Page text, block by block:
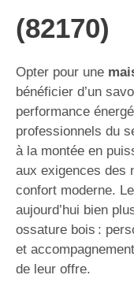
(82170)
Opter pour une
bénéficier d’un
performance
professionnels du
à la montée en
aux exigences des
confort moderne.
aujourd’hui bien
ossature bois :
et
de leur offre.